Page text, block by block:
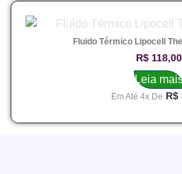
Fluido Térmico Lipocell
R$118,00
Leia
Em Até 4x De R$